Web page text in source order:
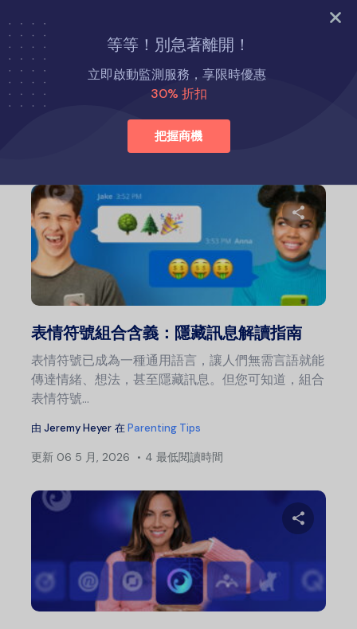
立即試用
等等！別急著離開！
立即啟動監測服務，享限時優惠
30% 折扣
把握商機
首頁 育兒小貼士
育兒小貼士
表情符號組合含義：隱藏訊息解讀指南
表情符號已成為一種通用語言，讓人們無需言語就能
傳達情緒、想法，甚至隱藏訊息。但您可知道，組合
表情符號...
由 Jeremy Heyer 在Parenting Tips
更新 06 5 月, 2026 4 最低閱讀時間